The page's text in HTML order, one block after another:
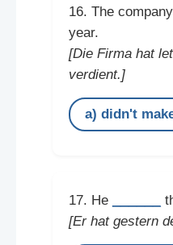
16. The company
year.
[Die Firma hat
verdient.]
a) didn't
17. He
[Er hat gestern